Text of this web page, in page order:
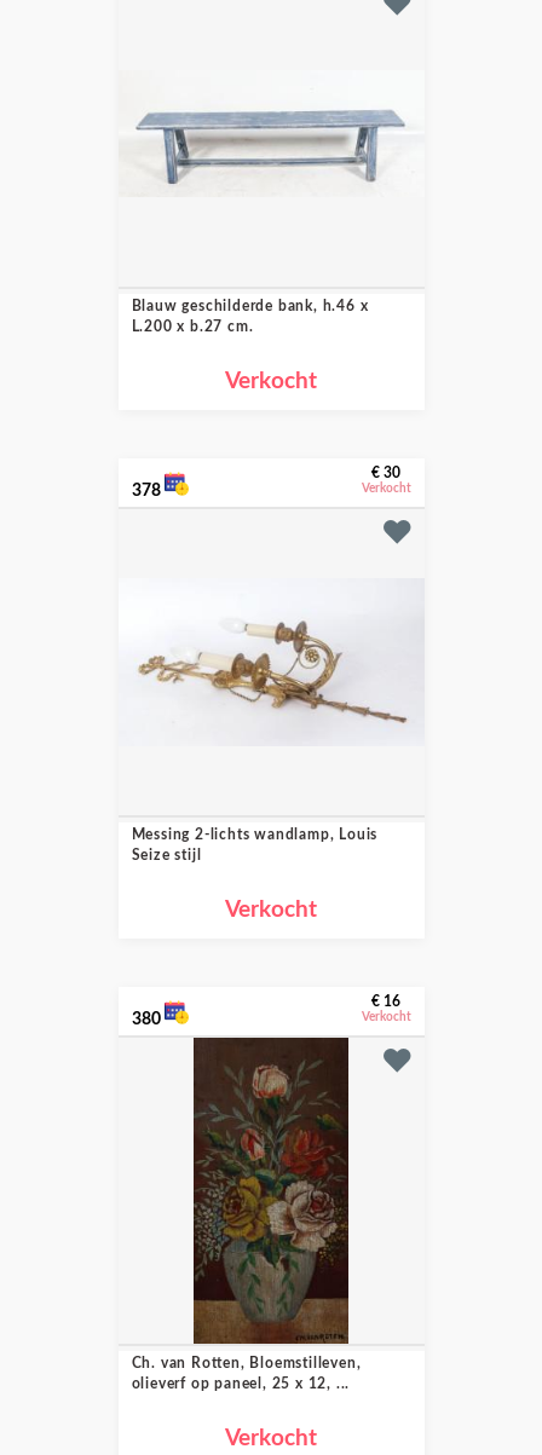
Blauw geschilderde bank, h.46 x
L.200 x b.27 cm.
Verkocht
378
€ 30
Verkocht
Messing 2-lichts wandlamp, Louis
Seize stijl
Verkocht
380
€ 16
Verkocht
Ch. van Rotten, Bloemstilleven,
olieverf op paneel, 25 x 12, ...
Verkocht